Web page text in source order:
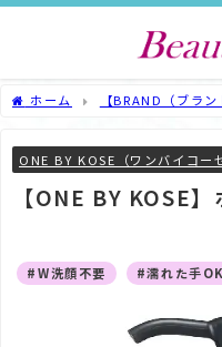
ホーム 【BRAND（ブラン
ONE BY KOSE（ワンバイコー
【ONE BY KOSE
#W洗顔不要 #濡れた手OK